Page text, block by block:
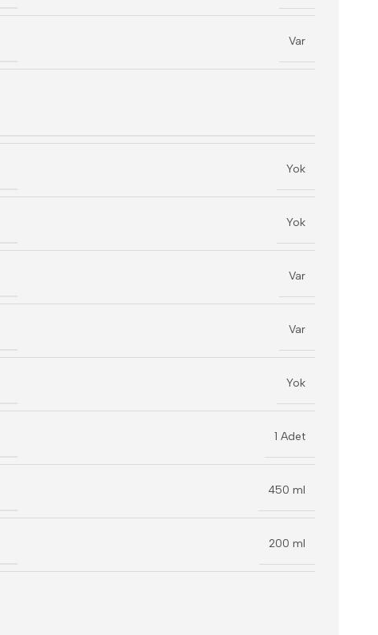
Var
Yok
Yok
Var
Var
Yok
1 Adet
450 ml
200 ml